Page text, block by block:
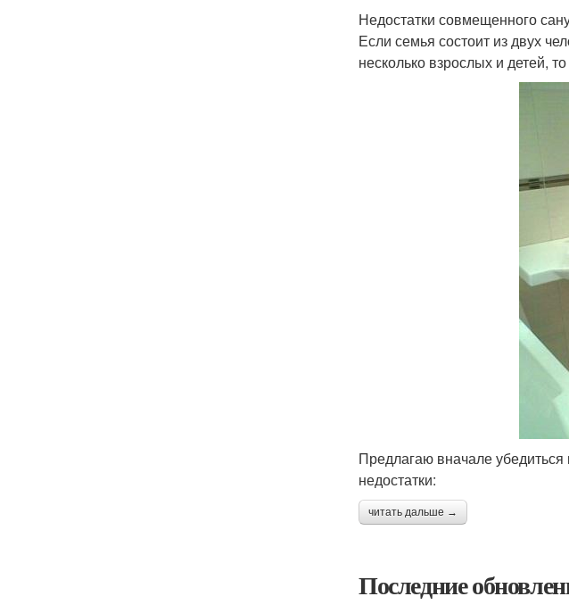
Недостатки совмещенного
Если семья состоит из двух
несколько взрослых и детей,
Предлагаю вначале
недостатки:
читать дальше →
Последние